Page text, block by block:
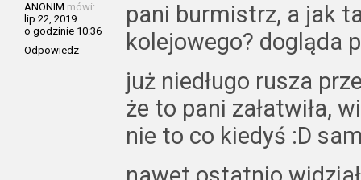
ANONIM mówi:
lip 22, 2019
o godzinie 10:36
Odpowiedz
pani burmistrz, a jak
kolejowego? dogląda
już niedługo rusza
że to pani załatwiła,
nie to co kiedyś :D